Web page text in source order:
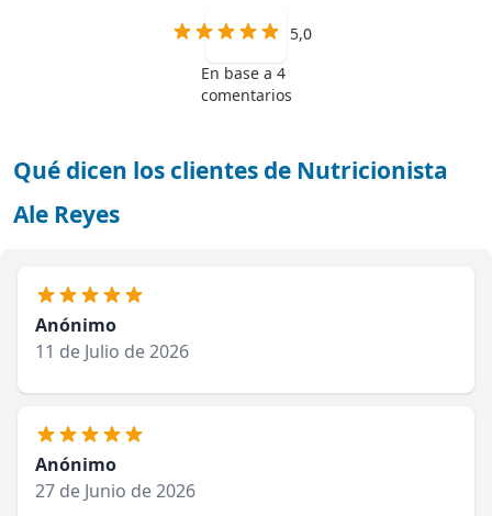
5,0
En base a 4
comentarios
Qué dicen los clientes de Nutricionista
Ale Reyes
Anónimo
11 de Julio de 2026
Anónimo
27 de Junio de 2026